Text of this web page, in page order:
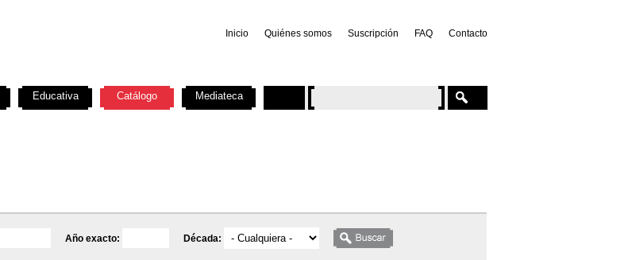
Inicio Quiénes somos Suscripción FAQ Contacto
Año exacto: Década:
Educativa Catálogo Mediateca